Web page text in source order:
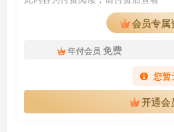
会员专属
年付会员 免费
您暂
开通会